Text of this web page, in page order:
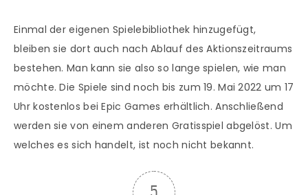
Einmal der eigenen Spielebibliothek hinzugefügt,
bleiben sie dort auch nach Ablauf des Aktionszeitraums
bestehen. Man kann sie also so lange spielen, wie man
möchte. Die Spiele sind noch bis zum 19. Mai 2022 um 17
Uhr kostenlos bei Epic Games erhältlich. Anschließend
werden sie von einem anderen Gratisspiel abgelöst. Um
welches es sich handelt, ist noch nicht bekannt.